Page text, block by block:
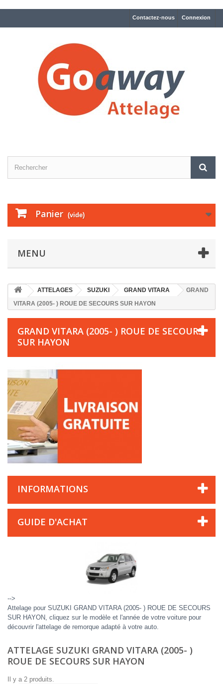
Connexion
Contactez-nous
Panier (vide)
MENU
ATTELAGES SUZUKI GRAND VITARA
GRAND
VITARA (2005- ) ROUE DE SECOURS SUR HAYON
GRAND VITARA (2005- ) ROUE DE SECOURS
SUR HAYON
INFORMATIONS
GUIDE D'ACHAT
-->
Attelage pour SUZUKI GRAND VITARA (2005- ) ROUE DE SECOURS
SUR HAYON, cliquez sur le modèle et l'année de votre voiture pour
découvrir l'attelage de remorque adapté à votre auto.
ATTELAGE SUZUKI GRAND VITARA (2005- )
ROUE DE SECOURS SUR HAYON
Il y a 2 produits.